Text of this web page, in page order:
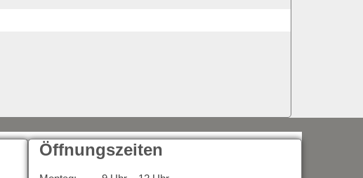
Öffnungszeiten